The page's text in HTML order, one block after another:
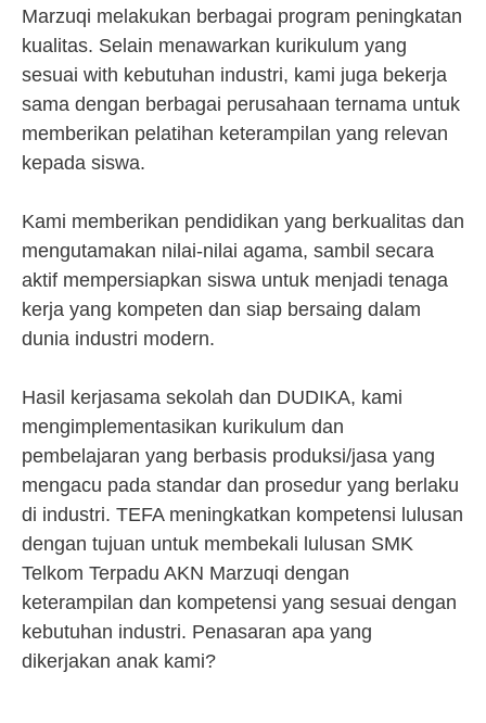
Marzuqi melakukan berbagai program peningkatan
kualitas. Selain menawarkan kurikulum yang
sesuai with kebutuhan industri, kami juga bekerja
sama dengan berbagai perusahaan ternama untuk
memberikan pelatihan keterampilan yang relevan
kepada siswa.
Kami memberikan pendidikan yang berkualitas dan
mengutamakan nilai-nilai agama, sambil secara
aktif mempersiapkan siswa untuk menjadi tenaga
kerja yang kompeten dan siap bersaing dalam
dunia industri modern.
Hasil kerjasama sekolah dan DUDIKA, kami
mengimplementasikan kurikulum dan
pembelajaran yang berbasis produksi/jasa yang
mengacu pada standar dan prosedur yang berlaku
di industri. TEFA meningkatkan kompetensi lulusan
dengan tujuan untuk membekali lulusan SMK
Telkom Terpadu AKN Marzuqi dengan
keterampilan dan kompetensi yang sesuai dengan
kebutuhan industri. Penasaran apa yang
dikerjakan anak kami?